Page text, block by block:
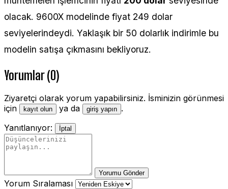
olacak. 9600X modelinde fiyat 249 dolar
seviyelerindeydi. Yaklaşık bir 50 dolarlık indirimle bu
modelin satışa çıkmasını bekliyoruz.
Yorumlar (0)
Ziyaretçi olarak yorum yapabilirsiniz. İsminizin görünmesi
için
kayıt olun ya da giriş yapın .
Yanıtlanıyor:
İptal
Yorumu Gönder
Yorum Sıralaması